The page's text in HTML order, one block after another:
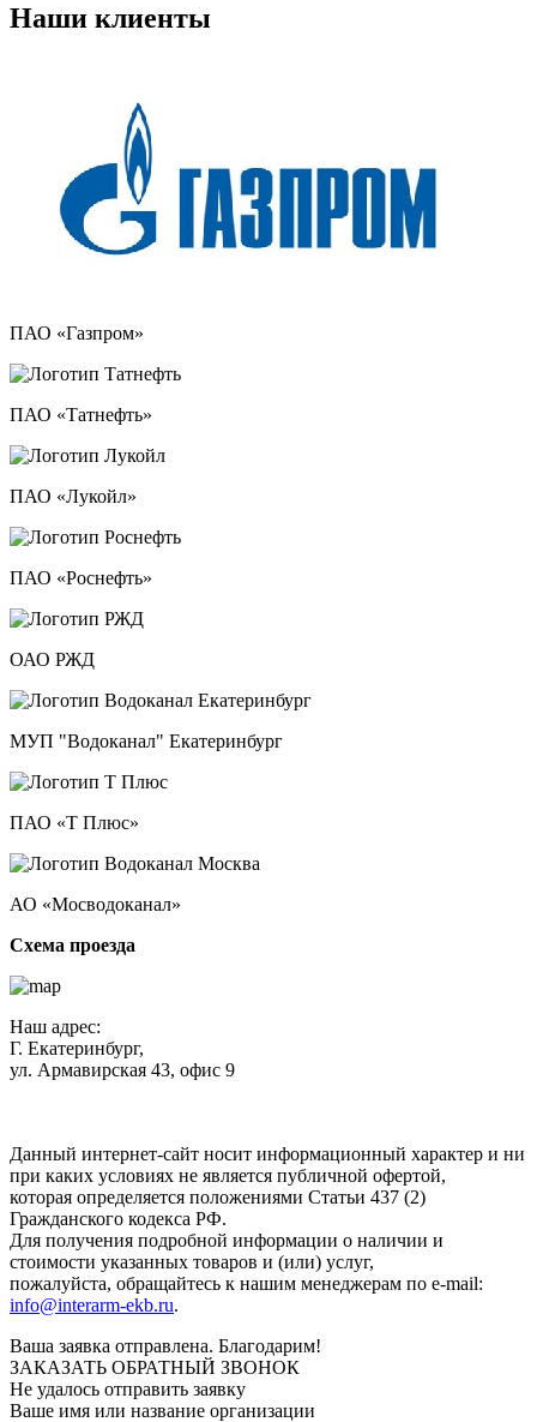
Наши клиенты
ПАО «Газпром»
ПАО «Татнефть»
ПАО «Лукойл»
ПАО «Роснефть»
ОАО РЖД
МУП "Водоканал" Екатеринбург
ПАО «Т Плюс»
АО «Мосводоканал»
Схема проезда
Наш адрес:
Г. Екатеринбург,
ул. Армавирская 43, офис 9
Данный интернет-сайт носит информационный характер и ни
при каких условиях не является публичной офертой,
которая определяется положениями Статьи 437 (2)
Гражданского кодекса РФ.
Для получения подробной информации о наличии и
стоимости указанных товаров и (или) услуг,
пожалуйста, обращайтесь к нашим менеджерам по e-mail:
info@interarm-ekb.ru.
Ваша заявка отправлена. Благодарим!
ЗАКАЗАТЬ ОБРАТНЫЙ ЗВОНОК
Не удалось отправить заявку
Ваше имя или название организации